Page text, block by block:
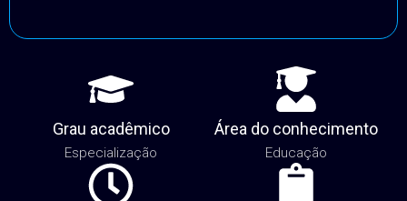
Área do conhecimento